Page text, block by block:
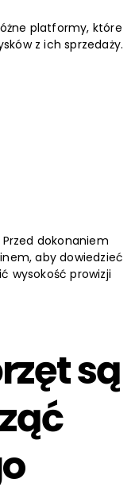
platformy, które
z ich sprzedaży.
dokonaniem
aby dowiedzieć
wysokość prowizji
są